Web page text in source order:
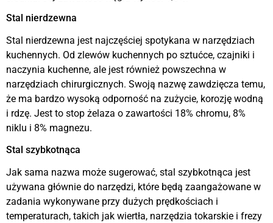
Stal nierdzewna
Stal nierdzewna jest najczęściej spotykana w narzędziach
kuchennych. Od zlewów kuchennych po sztućce, czajniki i
naczynia kuchenne, ale jest również powszechna w
narzędziach chirurgicznych. Swoją nazwę zawdzięcza temu,
że ma bardzo wysoką odporność na zużycie, korozję wodną
i rdzę. Jest to stop żelaza o zawartości 18% chromu, 8%
niklu i 8% magnezu.
Stal szybkotnąca
Jak sama nazwa może sugerować, stal szybkotnąca jest
używana głównie do narzędzi, które będą zaangażowane w
zadania wykonywane przy dużych prędkościach i
temperaturach, takich jak wiertła, narzędzia tokarskie i frezy